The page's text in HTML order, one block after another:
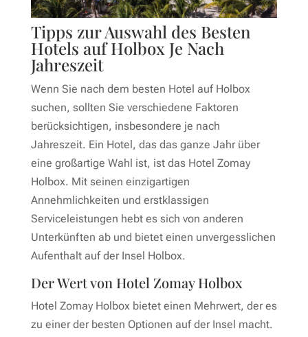
Tipps zur Auswahl des Besten
Hotels auf Holbox Je Nach
Jahreszeit
Wenn Sie nach dem besten Hotel auf Holbox
suchen, sollten Sie verschiedene Faktoren
berücksichtigen, insbesondere je nach
Jahreszeit. Ein Hotel, das das ganze Jahr über
eine großartige Wahl ist, ist das Hotel Zomay
Holbox. Mit seinen einzigartigen
Annehmlichkeiten und erstklassigen
Serviceleistungen hebt es sich von anderen
Unterkünften ab und bietet einen unvergesslichen
Aufenthalt auf der Insel Holbox.
Der Wert von Hotel Zomay Holbox
Hotel Zomay Holbox bietet einen Mehrwert, der es
zu einer der besten Optionen auf der Insel macht.